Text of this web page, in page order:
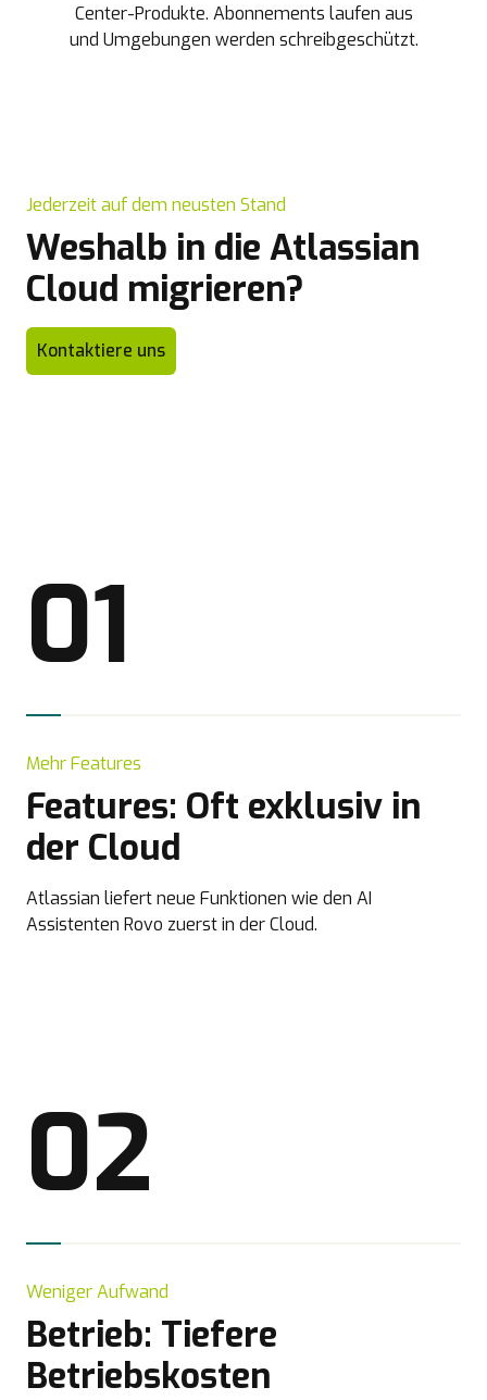
Center-Produkte. Abonnements laufen aus
und Umgebungen werden schreibgeschützt.
Jederzeit auf dem neusten Stand
Weshalb in die Atlassian
Cloud migrieren?
Kontaktiere uns
01
Mehr Features
Features: Oft exklusiv in
der Cloud
Atlassian liefert neue Funktionen wie den AI
Assistenten Rovo zuerst in der Cloud.
02
Weniger Aufwand
Betrieb: Tiefere
Betriebskosten